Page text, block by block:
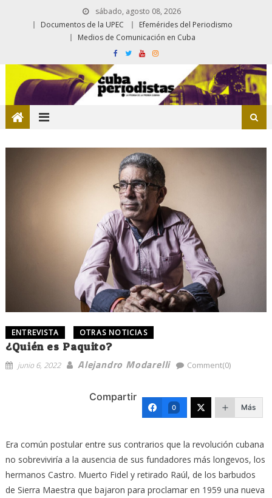
sábado, agosto 08, 2026
Documentos de la UPEC
Efemérides del Periodismo
Medios de Comunicación en Cuba
ENTREVISTA OTRAS NOTICIAS
¿Quién es Paquito?
junio 6, 2022 Alejandro Modarelli Comment(0)
Compartir
0 Más
Era común postular entre sus contrarios que la revolución cubana
no sobreviviría a la ausencia de sus fundadores más longevos, los
hermanos Castro. Muerto Fidel y retirado Raúl, de los barbudos
de Sierra Maestra que bajaron para proclamar en 1959 una nueva